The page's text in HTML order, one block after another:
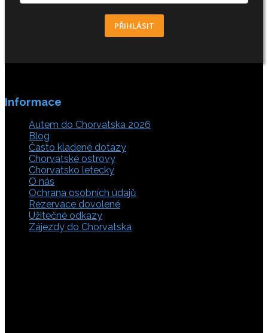
PŘIHLÁSIT
Informace
Autem do Chorvatska 2026
Blog
Často kladené dotazy
Chorvatské ostrovy
Chorvatsko letecky
O nás
Ochrana osobních údajů
Rezervace dovolené
Užitečné odkazy
Zájezdy do Chorvatska